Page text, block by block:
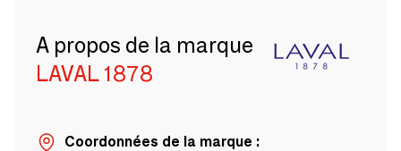
A propos de la marque
LAVAL 1878
Coordonnées de la marque :